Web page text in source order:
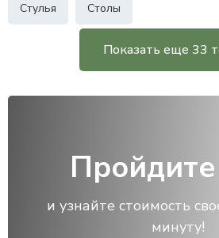
Стулья Столы
Показать еще 33
Пройдите
и узнайте стоимость
минуту!